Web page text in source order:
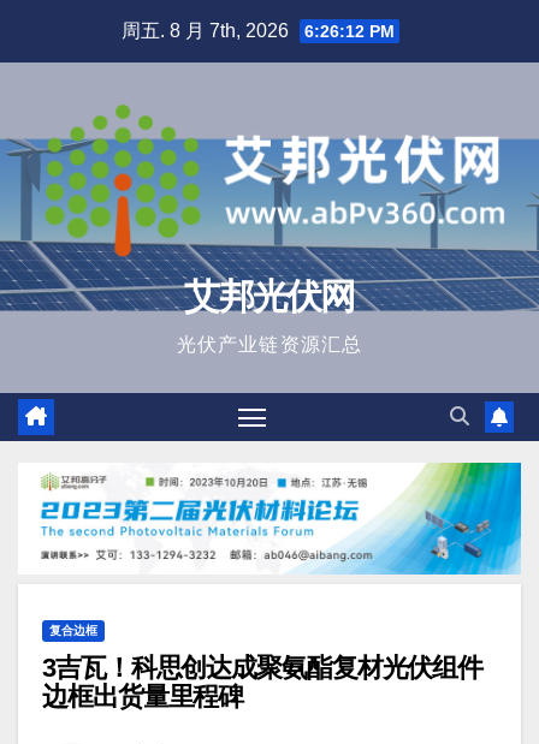
周五. 8 月 7th, 2026 6:26:13 PM
艾邦光伏网
光伏产业链资源汇总
复合边框
3吉瓦！科思创达成聚氨酯复材光伏组件
边框出货量里程碑